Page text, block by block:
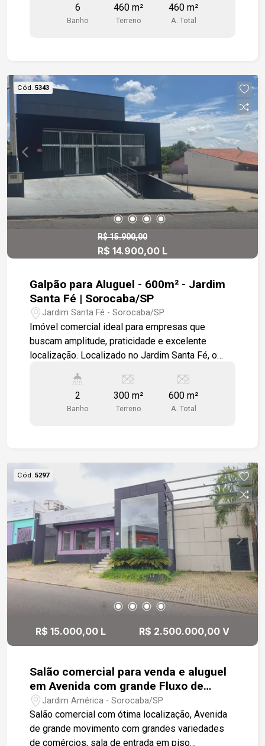
6
Banho
460 m²
Terreno
460 m²
A. Total
Cód. 5343
R$ 15.900,00
R$ 14.900,00 L
Galpão para Aluguel - 600m² - Jardim
Santa Fé | Sorocaba/SP
Jardim Santa Fé - Sorocaba/SP
Imóvel comercial ideal para empresas que
buscam amplitude, praticidade e excelente
localização. Localizado no Jardim Santa Fé, o
avenidas da cidade e conta com amplo espaço
para estacionamento e operações comerciais de
diversos segmentos. Destaques do imóvel: - 600
Cozinha - Banheiros masculino e feminino Imóvel
espaçoso e versátil - perfeito para depósitos,
comércios ou centros de distribuição que
valorizam estrutura, funcionalidade e localização
estratégica em Sorocaba.
2
Banho
300 m²
Terreno
600 m²
A. Total
Cód. 5297
R$ 15.000,00 L R$ 2.500.000,00 V
Salão comercial para venda e aluguel
em Avenida com grande Fluxo de
veículos
Jardim América - Sorocaba/SP
Salão comercial com ótima localização, Avenida
de grande movimento com grandes variedades
de comércios, sala de entrada em piso